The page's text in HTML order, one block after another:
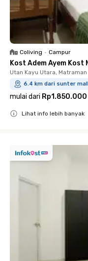
Coliving • Campur
Kost Adem Ayem Kost
Utan Kayu Utara, Matraman
6.4 km dari sunter
mulai dari Rp1.850.000
Lihat info lebih banyak